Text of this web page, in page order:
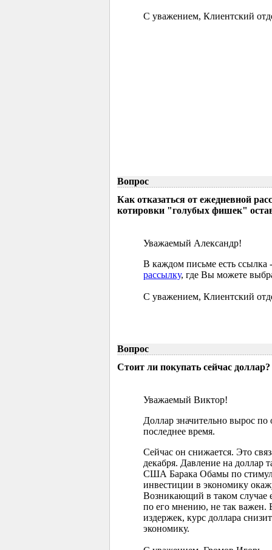
С уважением, Клиентский
Вопрос
Как отказаться от ежедневной
котировки "голубых фишек"
Уважаемый Александр!
В каждом письме есть ссылка
рассылку, где Вы можете
С уважением, Клиентский
Вопрос
Стоит ли покупать сейчас доллар?
Уважаемый Виктор!
Доллар значительно вырос
последнее время.
Сейчас он снижается. Это
декабря. Давление на доллар
США Барака Обамы по
инвестиции в экономику
Возникающий в таком случае
по его мнению, не так важен.
издержек, курс доллара
экономику.